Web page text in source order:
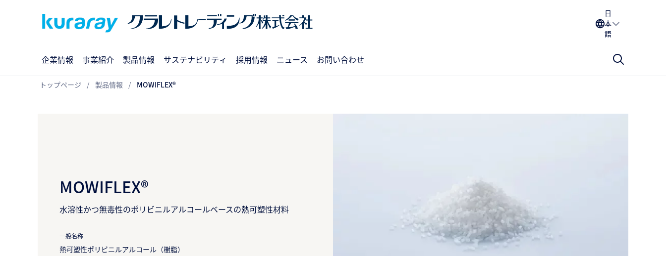
日
本
語
企業情報 事業紹介 製品情報 サステナビリティ 採用情報 ニュース お問い合わせ
トップページ 製品情報 MOWIFLEX®
MOWIFLEX®
水溶性かつ無毒性のポリビニルアルコールベースの熱可塑性材料
一般名称
熱可塑性ポリビニルアルコール（樹脂）